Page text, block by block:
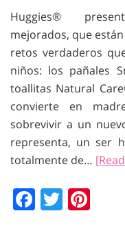
Huggies®
mejorados, que
retos verdaderos
niños: los pañales
toallitas Natural
convierte en
sobrevivir a un
representa, un ser
totalmente de…
Facebook
Twitter